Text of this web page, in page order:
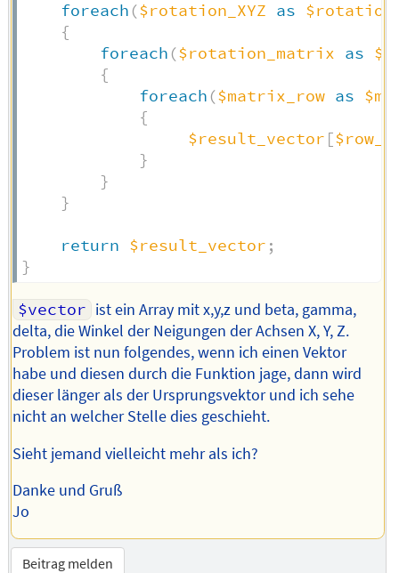
foreach ($rotation_XYZ as
{
foreach ($rotation_matrix as
{
foreach ($matrix_row as
{
$result_vector [
}
}
}
return $result_vector ;
}
$vector ist ein Array mit x,y,z und beta, gamma,
delta, die Winkel der Neigungen der Achsen X, Y, Z.
Problem ist nun folgendes, wenn ich einen Vektor
habe und diesen durch die Funktion jage, dann wird
dieser länger als der Ursprungsvektor und ich sehe
nicht an welcher Stelle dies geschieht.
Sieht jemand vielleicht mehr als ich?
Danke und Gruß
Jo
Beitrag melden